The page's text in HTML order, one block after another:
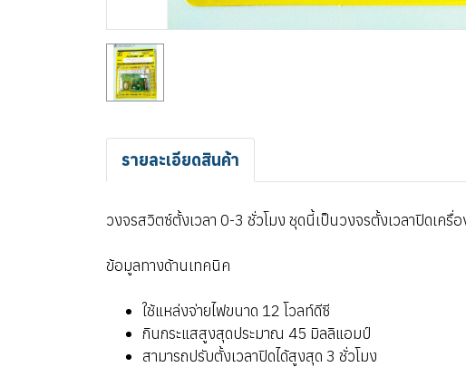
รายละเอียดสินค้า
วงจรสวิตซ์ตั้งเวลา 0-3 ชั่วโมง ชุดนี้เป็นวงจรตั้งเวลาปิดเค
ข้อมูลทางด้านเทคนิค
ใช้แหล่งจ่ายไฟขนาด 12 โวลท์ดีซี
กินกระแสสูงสุดประมาณ 45 มิลลิแอมป์
สามารถปรับตั้งเวลาปิดได้สูงสุด 3 ชั่วโมง